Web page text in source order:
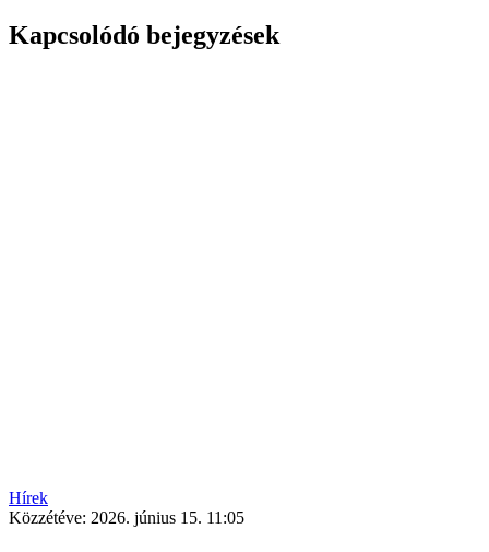
Kapcsolódó bejegyzések
Hírek
Közzétéve: 2026. június 15. 11:05